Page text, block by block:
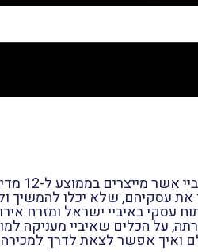
את עסקיהם, שלא יכלו להמשיך
עסקי באיביי ישראל ומזרח
על הכלים שאיביי מעניקה
ואיך אפשר לצאת לדרך